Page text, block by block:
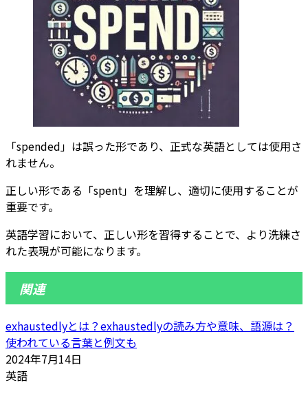
「spended」は誤った形であり、正式な英語としては使用さ
れません。
正しい形である「spent」を理解し、適切に使用することが
重要です。
英語学習において、正しい形を習得することで、より洗練さ
れた表現が可能になります。
関連
exhaustedlyとは？exhaustedlyの読み方や意味、語源は？
使われている言葉と例文も
2024年7月14日
英語